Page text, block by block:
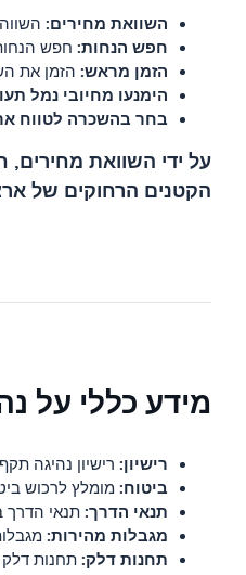
השוואת מחירים:
חפש הנחות: חפש
הזמן מראש: הזמן את
הימנעו מחיובי נמל
בחר בהשכרה לטווח
על ידי השוואת
הקטנים הרחוקים של
מידע כללי על
רישיון: רישיון נהיגה
ביטוח: מומלץ לרכוש
תנאי הדרך: תנאי הדרך
מגבלות מהירות:
תחנות דלק: תחנות